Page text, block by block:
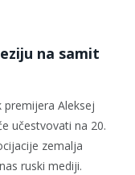
na samit
premijera Aleksej
učestvovati na 20.
zemalja
ruski mediji.